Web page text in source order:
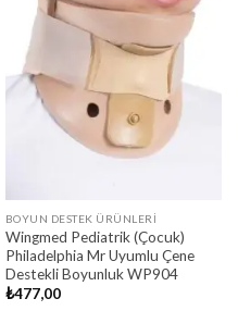
BOYUN DESTEK ÜRÜNLERI
Wingmed Pediatrik (Çocuk)
Philadelphia Mr Uyumlu Çene
Destekli Boyunluk WP904
₺477,00